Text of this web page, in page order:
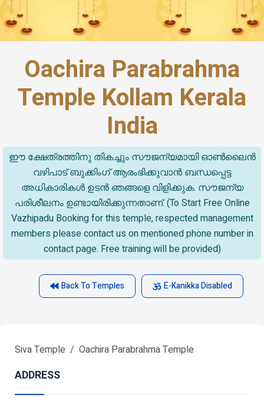
Oachira Parabrahma
Temple Kollam Kerala
India
ഈ ക്ഷേത്രത്തിനു തികച്ചും സൗജന്യമായി ഓൺലൈൻ
വഴിപാട് ബുക്കിംഗ് ആരംഭിക്കുവാൻ ബന്ധപ്പെട്ട
അധികാരികൾ ഉടൻ ഞങ്ങളെ വിളിക്കുക. സൗജന്യ
പരിശീലനം ഉണ്ടായിരിക്കുന്നതാണ്. (To Start Free Online
Vazhipadu Booking for this temple, respected management
members please contact us on mentioned phone number in
contact page. Free training will be provided)
Back To Temples E-Kanikka Disabled
Siva Temple Oachira Parabrahma Temple
ADDRESS